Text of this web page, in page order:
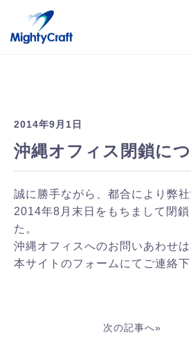
2014年9月1日
沖縄オフィス閉鎖に
誠に勝手ながら、都合により弊
2014年8月末日をもちまして閉
た。
沖縄オフィスへのお問いあわせ
本サイトのフォームにてご連絡下
次の記事へ»